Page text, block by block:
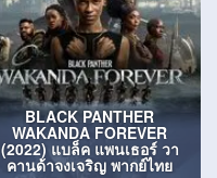
BLACK PANTHER
WAKANDA FOREVER
(2022) แบล็ค แพนเธอร์ วา
คานด้าจงเจริญ พากย์ไทย